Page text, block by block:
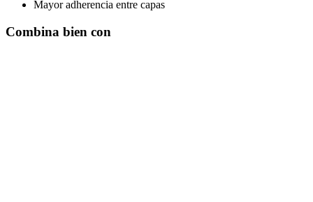
Mayor adherencia entre capas
Combina bien con